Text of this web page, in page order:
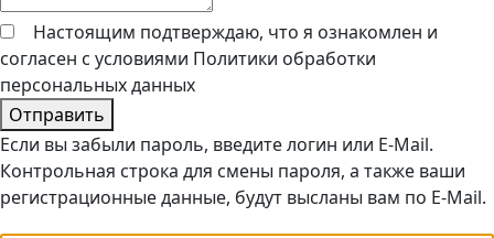
Настоящим подтверждаю, что я ознакомлен и
согласен с условиями Политики обработки
персональных данных
Отправить
Если вы забыли пароль, введите логин или E-Mail.
Контрольная строка для смены пароля, а также ваши
регистрационные данные, будут высланы вам по E-Mail.